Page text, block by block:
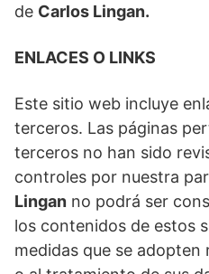
de Carlos Lingan.
ENLACES O LINKS
Este sitio web incluye
terceros. Las páginas
terceros no han sido
controles por nuestra
Lingan no podrá ser
los contenidos de estos
medidas que se adopten